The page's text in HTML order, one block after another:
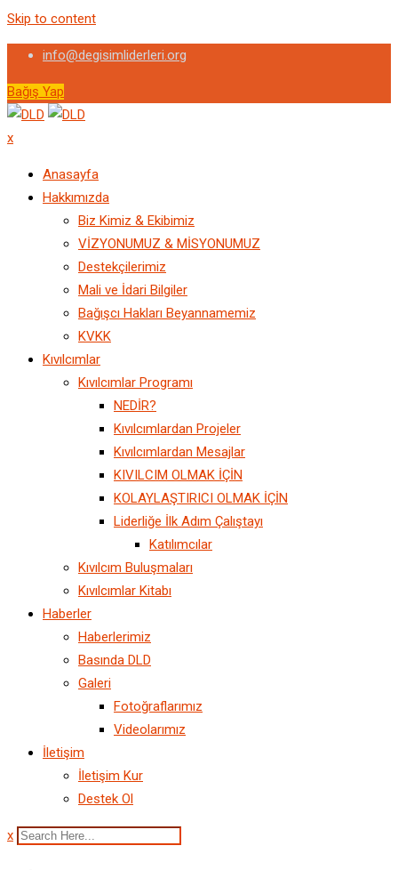
Skip to content
info@degisimliderleri.org
Bağış Yap
x
Anasayfa
Hakkımızda
Biz Kimiz & Ekibimiz
VİZYONUMUZ & MİSYONUMUZ
Destekçilerimiz
Mali ve İdari Bilgiler
Bağışcı Hakları Beyannamemiz
KVKK
Kıvılcımlar
Kıvılcımlar Programı
NEDİR?
Kıvılcımlardan Projeler
Kıvılcımlardan Mesajlar
KIVILCIM OLMAK İÇİN
KOLAYLAŞTIRICI OLMAK İÇİN
Liderliğe İlk Adım Çalıştayı
Katılımcılar
Kıvılcım Buluşmaları
Kıvılcımlar Kitabı
Haberler
Haberlerimiz
Basında DLD
Galeri
Fotoğraflarımız
Videolarımız
İletişim
İletişim Kur
Destek Ol
x